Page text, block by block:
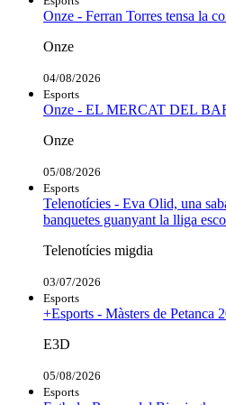
Onze - Ferran Torres tensa la
Onze
04/08/2026
Esports
Onze - EL MERCAT DEL
Onze
05/08/2026
Esports
Telenotícies - Eva Olid, una
banquetes guanyant la lliga
Telenotícies migdia
03/07/2026
Esports
+Esports - Màsters de Petanca
E3D
05/08/2026
Esports